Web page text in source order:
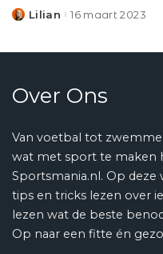
Posted
Lilian 16 maart 2023
Over Ons
Van voetbal tot
wat met sport te maken
Sportsmania.nl. Op deze
tips en tricks lezen over
lezen wat de beste
Op naar een fitte én